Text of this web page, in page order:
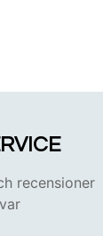
recensioner